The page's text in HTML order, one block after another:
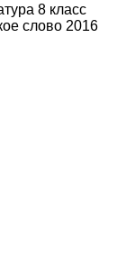
8 класс
слово 2016